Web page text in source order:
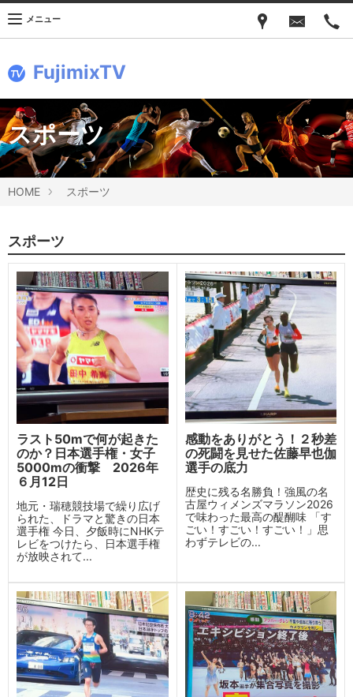
FujimixTV
メニュー
スポーツ
HOME スポーツ
スポーツ
ラスト50mで何が起きた
のか？日本選手権・女子
5000mの衝撃 2026年
６月12日
地元・瑞穂競技場で繰り広げ
られた、ドラマと驚きの日本
選手権 今日、夕飯時にNHKテ
レビをつけたら、日本選手権
が放映されて...
感動をありがとう！２秒差
の死闘を見せた佐藤早也伽
選手の底力
歴史に残る名勝負！強風の名
古屋ウィメンズマラソン2026
で味わった最高の醍醐味 「す
ごい！すごい！すごい！」思
わずテレビの...